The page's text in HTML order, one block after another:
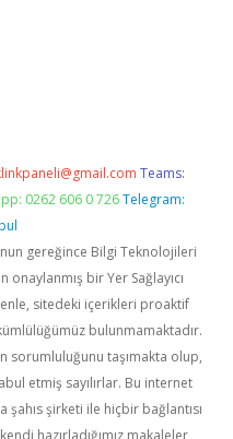
Teams:
0262 606 0 726 Telegram:
gereğince Bilgi Teknolojileri
bir Yer Sağlayıcı
sitedeki içerikleri proaktif
bulunmamaktadır.
sorumluluğunu taşımakta olup,
etmiş sayılırlar. Bu internet
şirketi ile hiçbir bağlantısı
hazırladığımız makaleler